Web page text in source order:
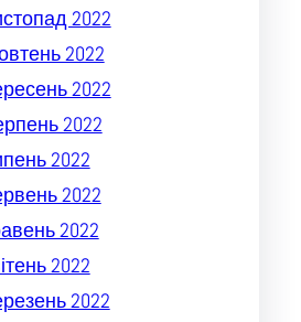
2022
2022
2022
2022
2022
2022
2022
2022
2022